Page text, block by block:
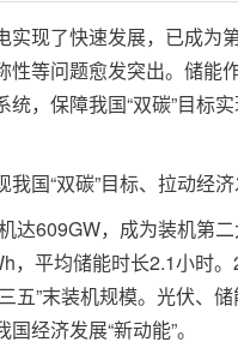
现了快速发展，已成为
等问题愈发突出。储能
，保障我国“双碳”目标
国“双碳”目标、拉动经
609GW，成为装机第二
平均储能时长2.1小时
五”末装机规模。光伏、
经济发展“新动能”。